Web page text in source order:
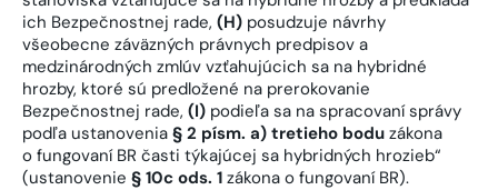
ich Bezpečnostnej rade, (H) posudzuje návrhy
všeobecne záväzných právnych predpisov a
medzinárodných zmlúv vzťahujúcich sa na hybridné
hrozby, ktoré sú predložené na prerokovanie
Bezpečnostnej rade, (I) podieľa sa na spracovaní správy
podľa ustanovenia § 2 písm. a) tretieho bodu zákona
o fungovaní BR časti týkajúcej sa hybridných hrozieb“
(ustanovenie § 10c ods. 1 zákona o fungovaní BR).